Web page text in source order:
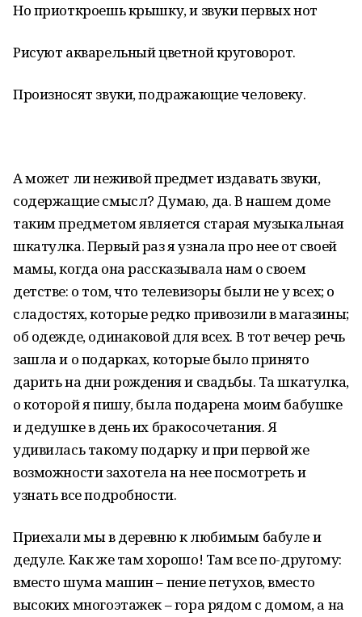
Но приоткроешь крышку, и звуки первых нот
Рисуют акварельный цветной круговорот.
Произносят звуки, подражающие человеку.
А может ли неживой предмет издавать звуки,
содержащие смысл? Думаю, да. В нашем доме
таким предметом является старая музыкальная
шкатулка. Первый раз я узнала про нее от своей
мамы, когда она рассказывала нам о своем
детстве: о том, что телевизоры были не у всех; о
сладостях, которые редко привозили в магазины;
об одежде, одинаковой для всех. В тот вечер речь
зашла и о подарках, которые было принято
дарить на дни рождения и свадьбы. Та шкатулка,
о которой я пишу, была подарена моим бабушке
и дедушке в день их бракосочетания. Я
удивилась такому подарку и при первой же
возможности захотела на нее посмотреть и
узнать все подробности.
Приехали мы в деревню к любимым бабуле и
дедуле. Как же там хорошо! Там все по-другому:
вместо шума машин – пение петухов, вместо
высоких многоэтажек – гора рядом с домом, а на